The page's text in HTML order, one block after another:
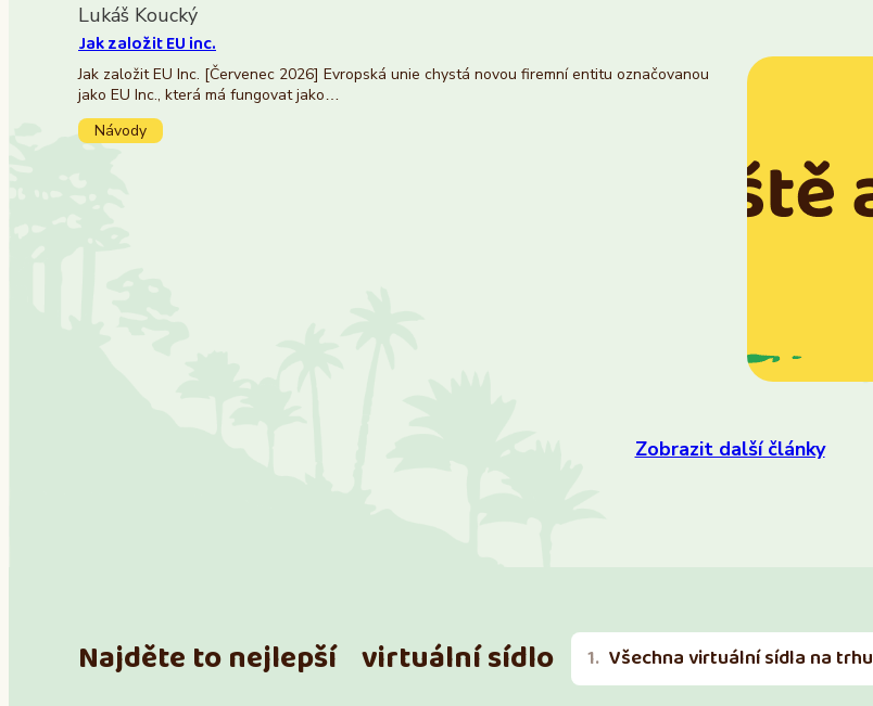
Lukáš Koucký
Jak založit EU inc.
Jak založit EU Inc. [Červenec 2026] Evropská unie chystá novou firemní entitu označovanou
jako EU Inc., která má fungovat jako…
Návody
Zobrazit další články
Najděte to nejlepší virtuální sídlo Všechna virtuální sídla na trhu